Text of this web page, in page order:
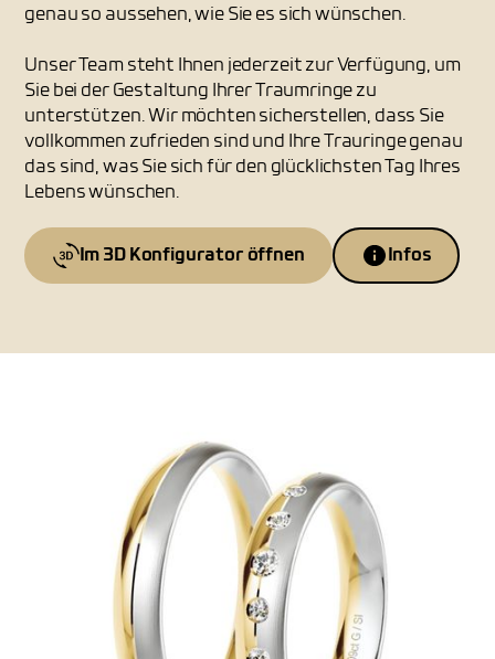
genau so aussehen, wie Sie es sich wünschen.
Unser Team steht Ihnen jederzeit zur Verfügung, um
Sie bei der Gestaltung Ihrer Traumringe zu
unterstützen. Wir möchten sicherstellen, dass Sie
vollkommen zufrieden sind und Ihre Trauringe genau
das sind, was Sie sich für den glücklichsten Tag Ihres
Lebens wünschen.
Im 3D Konfigurator öffnen Infos